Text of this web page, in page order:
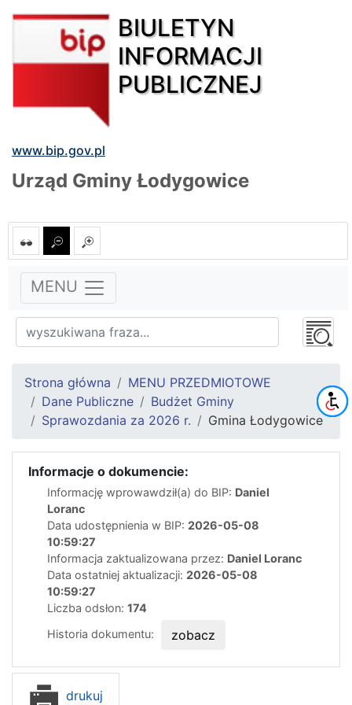
BIULETYN
INFORMACJI
PUBLICZNEJ
www.bip.gov.pl
Urząd Gminy Łodygowice
MENU
Strona główna
MENU PRZEDMIOTOWE
Dane Publiczne
Budżet Gminy
Sprawozdania za 2026 r.
Gmina Łodygowice
Informacje o dokumencie:
Informację wprowawdził(a) do BIP: Daniel
Loranc
Data udostępnienia w BIP: 2026-05-08
10:59:27
Informacja zaktualizowana przez: Daniel Loranc
Data ostatniej aktualizacji: 2026-05-08
10:59:27
Liczba odsłon: 174
Historia dokumentu:
zobacz
drukuj